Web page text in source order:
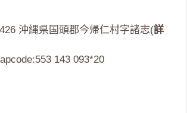
沖縄県国頭郡今帰仁村字諸志(詳
143 093*20